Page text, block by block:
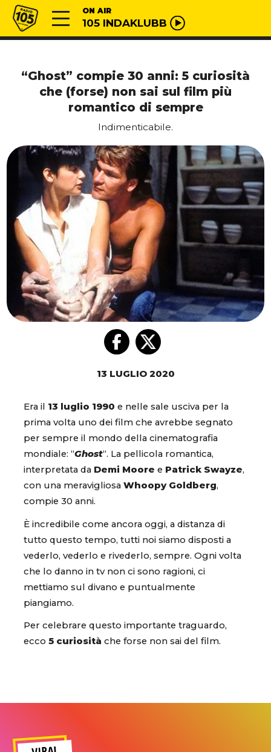
Vai al contenuto
Radio 105 ON AIR
105 INDAKLUBB
“Ghost” compie 30 anni: 5 curiosità
che (forse) non sai sul film più
romantico di sempre
Indimenticabile.
13 LUGLIO 2020
Era il 13 luglio 1990 e nelle sale usciva per la
prima volta uno dei film che avrebbe segnato
per sempre il mondo della cinematografia
mondiale: “Ghost“. La pellicola romantica,
interpretata da Demi Moore e Patrick Swayze,
con una meravigliosa Whoopy Goldberg,
compie 30 anni.
È incredibile come ancora oggi, a distanza di
tutto questo tempo, tutti noi siamo disposti a
vederlo, vederlo e rivederlo, sempre. Ogni volta
che lo danno in tv non ci sono ragioni, ci
mettiamo sul divano e puntualmente
piangiamo.
Per celebrare questo importante traguardo,
ecco 5 curiosità che forse non sai del film.